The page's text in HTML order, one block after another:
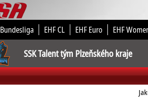
Bundesliga EHF CL EHF Euro EHF
SSK Talent tým Plzeňského kraje